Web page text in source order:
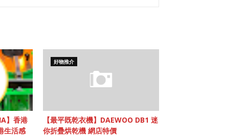
】香港
生活感
好物推介
【最平既乾衣機】DAEWOO DB1 迷
你折疊烘乾機 網店特價